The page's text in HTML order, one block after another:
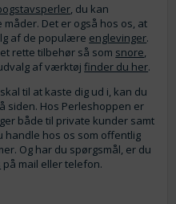
, du kan
Det er også hos os, at
af de populære englevinger.
rette tilbehør så som snore,
af værktøjfinder du her.
til at kaste dig ud i, kan du
siden. Hos Perleshoppen er
både til private kunder samt
handle hos os som offentlig
Og har du spørgsmål, er du
på mail eller telefon.